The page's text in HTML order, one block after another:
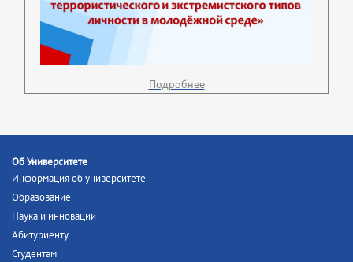
Подробнее
Об Университете
Информация об университете
Образование
Наука и инновации
Абитуриенту
Студентам